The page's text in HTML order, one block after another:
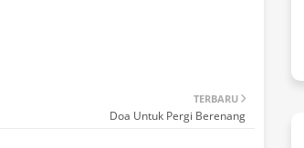
TERBARU
Doa Untuk Pergi Berenang